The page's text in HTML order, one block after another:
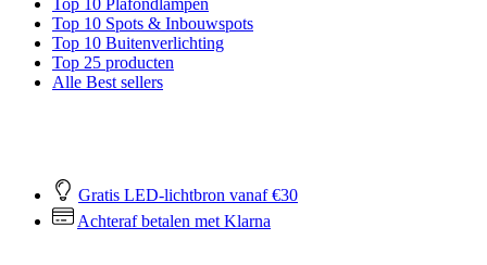
Top 10 Plafondlampen
Top 10 Spots & Inbouwspots
Top 10 Buitenverlichting
Top 25 producten
Alle Best sellers
Gratis LED-lichtbron vanaf €30
Achteraf betalen met Klarna